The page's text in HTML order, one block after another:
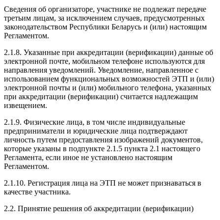
Сведения об организаторе, участнике не подлежат передаче
третьим лицам, за исключением случаев, предусмотренных
законодательством Республики Беларусь и (или) настоящим
Регламентом.
2.1.8. Указанные при аккредитации (верификации) данные об
электронной почте, мобильном телефоне используются для
направления уведомлений. Уведомление, направленное с
использованием функциональных возможностей ЭТП и (или)
электронной почты и (или) мобильного телефона, указанных
при аккредитации (верификации) считается надлежащим
извещением.
2.1.9. Физические лица, в том числе индивидуальные
предприниматели и юридические лица подтверждают
личность путем предоставления изображений документов,
которые указаны в подпункте 2.1.5 пункта 2.1 настоящего
Регламента, если иное не установлено настоящим
Регламентом.
2.1.10. Регистрация лица на ЭТП не может признаваться в
качестве участника.
2.2. Принятие решения об аккредитации (верификации)